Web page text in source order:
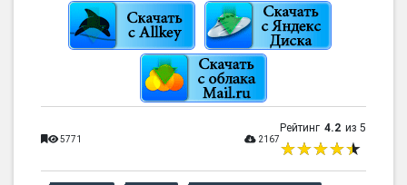
5771 2167
Рейтинг 4.2 из 5